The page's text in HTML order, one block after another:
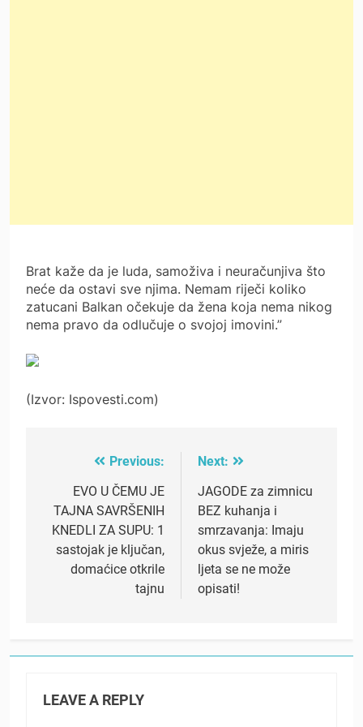
Brat kaže da je luda, samoživa i neuračunjiva što
neće da ostavi sve njima. Nemam riječi koliko
zatucani Balkan očekuje da žena koja nema nikog
nema pravo da odlučuje o svojoj imovini.”
(Izvor: Ispovesti.com)
navigation
Previous:
EVO U ČEMU JE
TAJNA SAVRŠENIH
KNEDLI ZA SUPU: 1
sastojak je ključan,
domaćice otkrile
tajnu
Next:
JAGODE za zimnicu
BEZ kuhanja i
smrzavanja: Imaju
okus svježe, a miris
ljeta se ne može
opisati!
LEAVE A REPLY